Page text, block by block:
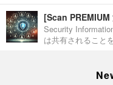
[Scan PREMIUM
Security
は共有されること